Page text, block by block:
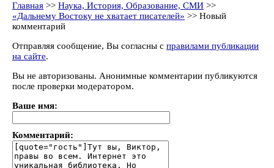
Главная >> Наука, История, Образование, СМИ >>
«Дальнему Востоку не хватает писателей» >> Новый
комментарий
Отправляя сообщение, Вы согласны с правилами публикации
на сайте.
Вы не авторизованы. Анонимные комментарии публикуются
после проверки модератором.
Ваше имя:
Комментарий: